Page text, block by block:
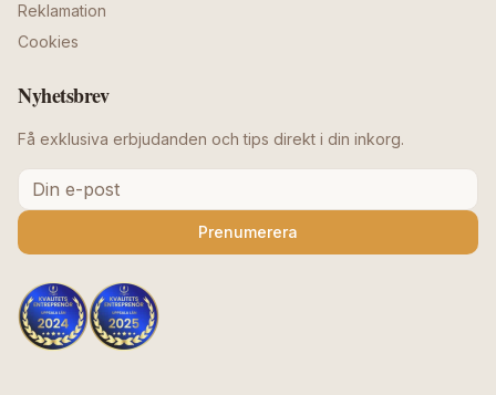
Reklamation
Cookies
Nyhetsbrev
Få exklusiva erbjudanden och tips direkt i din inkorg.
Prenumerera